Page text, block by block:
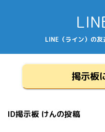
LINE（ライン）の
掲示板
ID掲示板 けんの投稿